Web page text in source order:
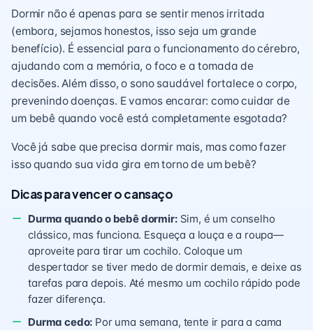
Dormir não é apenas para se sentir menos irritada
(embora, sejamos honestos, isso seja um grande
benefício). É essencial para o funcionamento do cérebro,
ajudando com a memória, o foco e a tomada de
decisões. Além disso, o sono saudável fortalece o corpo,
prevenindo doenças. E vamos encarar: como cuidar de
um bebê quando você está completamente esgotada?
Você já sabe que precisa dormir mais, mas como fazer
isso quando sua vida gira em torno de um bebê?
Dicas para vencer o cansaço
Durma quando o bebê dormir:Sim, é um conselho
clássico, mas funciona. Esqueça a louça e a roupa—
aproveite para tirar um cochilo. Coloque um
despertador se tiver medo de dormir demais, e deixe as
tarefas para depois. Até mesmo um cochilo rápido pode
fazer diferença.
Durma cedo: Por uma semana, tente ir para a cama